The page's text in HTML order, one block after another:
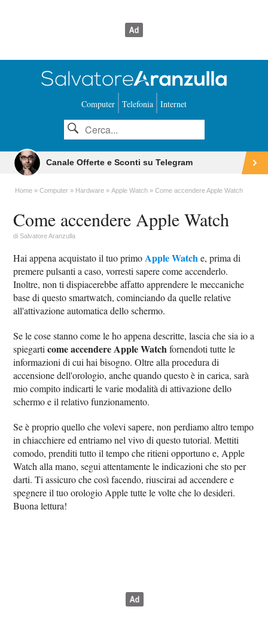
Computer Telefonia Internet
Canale Offerte e Sconti su Telegram
Home Computer Hardware Apple Watch Come accendere Apple Watch
Come accendere Apple Watch
diSalvatore Aranzulla
Hai appena acquistato il tuo primo Apple Watche, prima di
premere pulsanti a caso, vorresti sapere come accenderlo.
Inoltre, non ti dispiacerebbe affatto apprendere le meccaniche
base di questo smartwatch, cominciando da quelle relative
all'attivazione automatica dello schermo.
Se le cose stanno come le ho appena descritte, lascia che sia io a
spiegarticome accendere Apple Watchfornendoti tutte le
informazioni di cui hai bisogno. Oltre alla procedura di
accensione dell'orologio, anche quando questo è in carica, sarà
mio compito indicarti le varie modalità di attivazione dello
schermo e il relativo funzionamento.
Se è proprio quello che volevi sapere, non perdiamo altro tempo
in chiacchiere ed entriamo nel vivo di questo tutorial. Mettiti
comodo, prenditi tutto il tempo che ritieni opportuno e, Apple
Watch alla mano, segui attentamente le indicazioni che sto per
darti. Ti assicuro che così facendo, riuscirai ad accendere e
spegnere il tuo orologio Apple tutte le volte che lo desideri.
Buona lettura!